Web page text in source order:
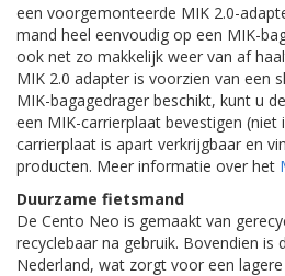
een voorgemonteerde MIK 2.0-
mand heel eenvoudig op een MIK-
ook net zo makkelijk weer van af
MIK 2.0 adapter is voorzien van een
MIK-bagagedrager beschikt, kunt u
een MIK-carrierplaat bevestigen (niet
carrierplaat is apart verkrijgbaar en
producten. Meer informatie over het
Duurzame fietsmand
De Cento Neo is gemaakt van
recyclebaar na gebruik. Bovendien is
Nederland, wat zorgt voor een